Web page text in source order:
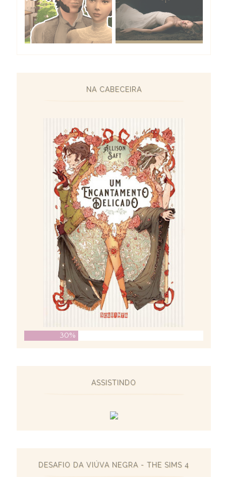
NA CABECEIRA
30%
ASSISTINDO
DESAFIO DA VIÚVA NEGRA - THE SIMS 4